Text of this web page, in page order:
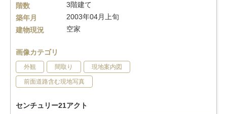
階数
3階建て
築年月
2003年04月上旬
建物現況
空家
画像カテゴリ
外観 間取り 現地案内図
前面道路含む現地写真
センチュリー21アクト